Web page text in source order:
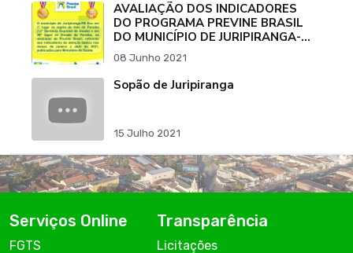
AVALIAÇÃO DOS INDICADORES
DO PROGRAMA PREVINE BRASIL
DO MUNICÍPIO DE JURIPIRANGA-
PB
08 Junho 2021
Sopão de Juripiranga
15 Julho 2021
Serviços Online
FGTS
Transparência
Licitações